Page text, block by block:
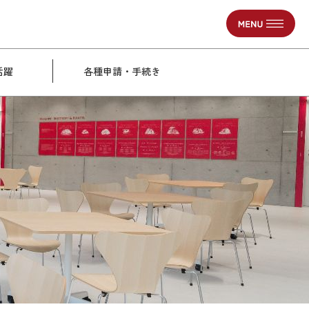
躍 各種申請・手続き